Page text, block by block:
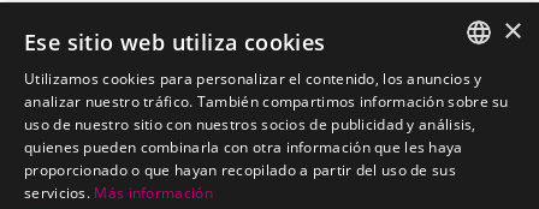
BMW X6 Tipo X6 / X70(Modelo F16)
Kits electricos económicos para BMW X6 Tipo X6 / X70(Modelo
SPANISH
PORTUGUESE
×
Ese sitio web utiliza cookies
Utilizamos cookies para personalizar el contenido, los anuncios y
analizar nuestro tráfico. También compartimos información sobre su
uso de nuestro sitio con nuestros socios de publicidad y análisis,
quienes pueden combinarla con otra información que les haya
proporcionado o que hayan recopilado a partir del uso de sus
servicios. Más información